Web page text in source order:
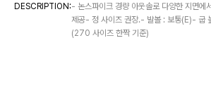
DESCRIPTION:- 논스파이크 경량 아웃솔로 다양한 지면에
제공- 정 사이즈 권장.- 발볼 : 보통(E)-
(270 사이즈 한짝 기준)